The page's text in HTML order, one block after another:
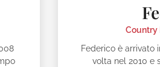
Country
Federico è arrivato
volta nel 2010 e